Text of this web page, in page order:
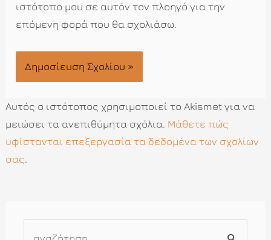
ιστότοπο μου σε αυτόν τον πλοηγό για την
επόμενη φορά που θα σχολιάσω.
Αυτός ο ιστότοπος χρησιμοποιεί το Akismet για να
μειώσει τα ανεπιθύμητα σχόλια. Μάθετε πώς
υφίστανται επεξεργασία τα δεδομένα των σχολίων
σας.